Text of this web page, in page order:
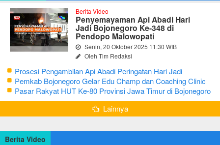
Berita Video
Penyemayaman Api Abadi Hari
Jadi Bojonegoro Ke-348 di
Pendopo Malowopati
Senin, 20 Oktober 2025 11:30 WIB
Oleh Tim Redaksi
Prosesi Pengambilan Api Abadi Peringatan Hari Jadi
Bojonegoro Ke-348
Pemkab Bojonegoro Gelar Edu Champ dan Coaching Clinic
Seni Reog dan Jaranan
Pasar Rakyat HUT Ke-80 Provinsi Jawa Timur di Bojonegoro
Lainnya
Berita Video